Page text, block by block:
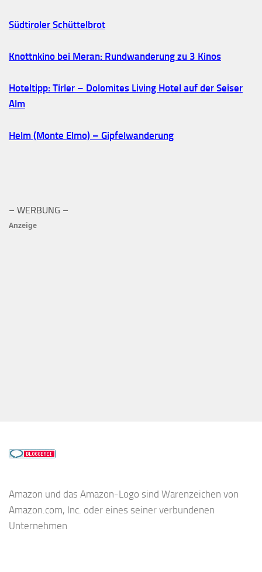
Südtiroler Schüttelbrot
Knottnkino bei Meran: Rundwanderung zu 3 Kinos
Hoteltipp: Tirler – Dolomites Living Hotel auf der Seiser
Alm
Helm (Monte Elmo) – Gipfelwanderung
– WERBUNG –
Anzeige
Amazon und das Amazon-Logo sind Warenzeichen von
Amazon.com, Inc. oder eines seiner verbundenen
Unternehmen